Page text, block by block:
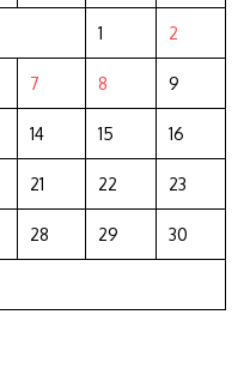
1 2
7 8 9
14 15 16
21 22 23
28 29 30